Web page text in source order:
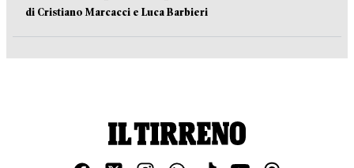
di Cristiano Marcacci e Luca Barbieri